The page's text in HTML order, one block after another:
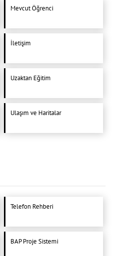
Mevcut Öğrenci
İletişim
Uzaktan Eğitim
Ulaşım ve Haritalar
Telefon Rehberi
BAP Proje Sistemi